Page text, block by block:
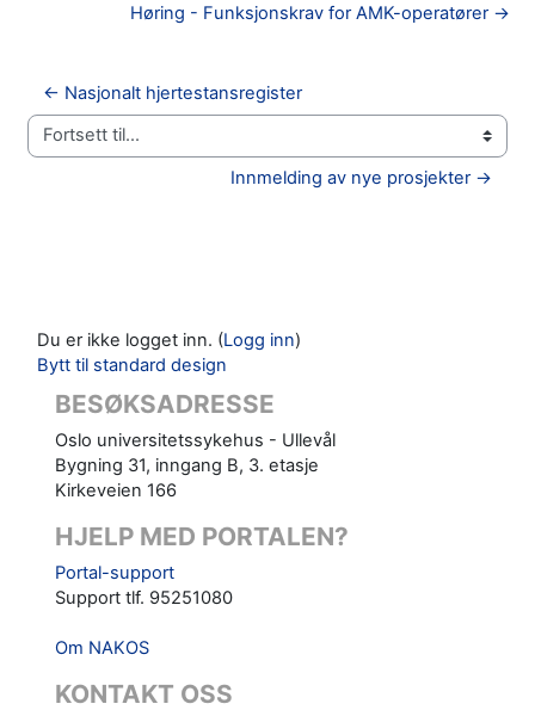
Høring - Funksjonskrav for AMK-operatører →
← Nasjonalt hjertestansregister
Fortsett til...
Innmelding av nye prosjekter →
Du er ikke logget inn. (Logg inn)
Bytt til standard design
BESØKSADRESSE
Oslo universitetssykehus - Ullevål
Bygning 31, inngang B, 3. etasje
Kirkeveien 166
HJELP MED PORTALEN?
Portal-support
Support tlf. 95251080
Om NAKOS
KONTAKT OSS